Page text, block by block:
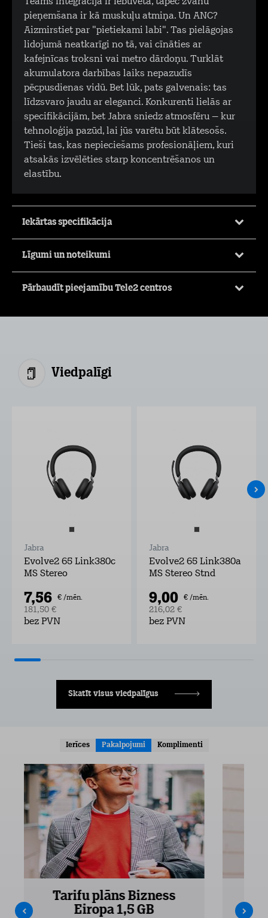
pieņemšana ir kā muskuļu atmiņa. Un ANC?
Aizmirstiet par "pietiekami labi". Tas pielāgojas
lidojumā neatkarīgi no tā, vai cīnāties ar
kafejnīcas troksni vai metro dārdoņu. Turklāt
akumulatora darbības laiks nepazudīs
pēcpusdienas vidū. Bet lūk, pats galvenais: tas
līdzsvaro jaudu ar eleganci. Konkurenti lielās ar
specifikācijām, bet Jabra sniedz atmosfēru – kur
tehnoloģija pazūd, lai jūs varētu būt klātesošs.
Tieši tas, kas nepieciešams profesionāļiem, kuri
atsakās izvēlēties starp koncentrēšanos un
elastību.
Iekārtas specifikācija
Līgumi un noteikumi
Pārbaudīt pieejamību Tele2 centros
Viedpalīgi
Jabra
Evolve2 65 Link380c
MS Stereo
7,56 € /mēn.
181,50 €
bez PVN
Jabra
Evolve2 65 Link380a
MS Stereo Stnd
9,00 € /mēn.
216,02 €
bez PVN
Skatīt visus viedpalīgus
Ierīces Pakalpojumi Komplimenti
Tarifu plāns Bizness
Eiropa 1,5 GB